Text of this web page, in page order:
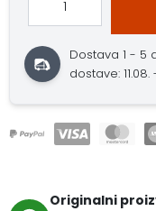
Dostava 1 - 5
dostave: 11.08.
Originalni